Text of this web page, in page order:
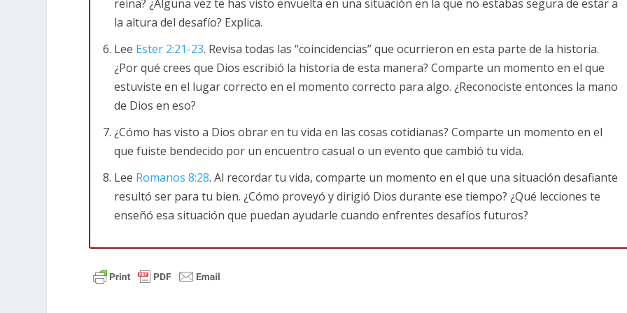
judío.
Un evento aparentemente al azar fue el ímpetu para que Dios hiciera algo grande por la nación de
Israel. Y usó a una adolescente para hacerlo.
Ester 1:10-12 (NTV)
que le trajeran a la reina Vasti con la corona real en la cabeza. Quería que los nobles y los demás hombres
contemplaran su belleza, porque era una mujer sumamente hermosa; 12 pero cuando le comunicaron la
orden del rey a la reina Vasti, ella se negó a ir. Esa respuesta enfureció al rey y lo hizo arder de enojo.
Imagínate este evento: aquí está este rey organizando una fiesta durante unos 180 días. Está de fiesta
como un Mardi-gras pero de medio año. Entre tanto derroche, el rey se siente muy bien consigo
y digamos que ya está un “tanto animado” y en algún momento piensa: “Sabes qué, llamaré a mi reina.
reina? ¿Alguna vez te has visto envuelta en una situación en la que no estabas segura de estar a
la altura del desafío? Explica.
Lee Ester 2:21-23. Revisa todas las “coincidencias” que ocurrieron en esta parte de la historia.
¿Por qué crees que Dios escribió la historia de esta manera? Comparte un momento en el que
estuviste en el lugar correcto en el momento correcto para algo. ¿Reconociste entonces la mano
de Dios en eso?
¿Cómo has visto a Dios obrar en tu vida en las cosas cotidianas? Comparte un momento en el
que fuiste bendecido por un encuentro casual o un evento que cambió tu vida.
Lee Romanos 8:28. Al recordar tu vida, comparte un momento en el que una situación desafiante
resultó ser para tu bien. ¿Cómo proveyó y dirigió Dios durante ese tiempo? ¿Qué lecciones te
enseñó esa situación que puedan ayudarle cuando enfrentes desafíos futuros?